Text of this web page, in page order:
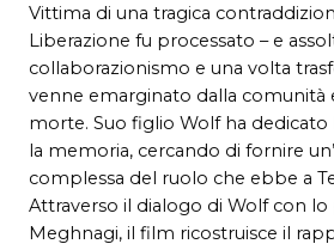
Vittima di una tragica
Liberazione fu processato – e
collaborazionismo e una volta
venne emarginato dalla comunità
morte. Suo figlio Wolf ha dedicato
la memoria, cercando di fornire
complessa del ruolo che ebbe a
Attraverso il dialogo di Wolf con lo
Meghnagi, il film ricostruisce il